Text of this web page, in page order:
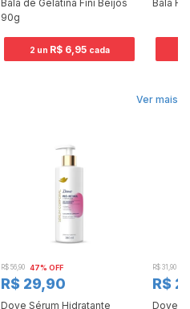
Bala de Gelatina Fini Beijos
90g
2 un R$ 6,95 cada
Bala
Ver mais
R$ 56,90 47% OFF
R$ 29,90
Dove Sérum Hidratante
R$ 31,90
R$
Dove